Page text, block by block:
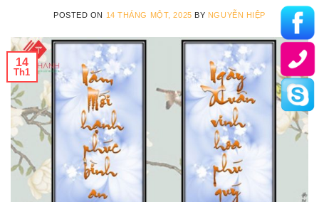
POSTED ON 14 THÁNG MỘT, 2025 BY NGUYỄN HIỆP
14
Th1